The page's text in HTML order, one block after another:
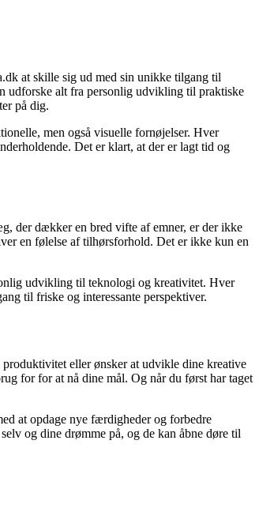
at skille sig ud med sin unikke tilgang til
udforske alt fra personlig udvikling til praktiske
på dig.
men også visuelle fornøjelser. Hver
Det er klart, at der er lagt tid og
der dækker en bred vifte af emner, er der ikke
en følelse af tilhørsforhold. Det er ikke kun en
udvikling til teknologi og kreativitet. Hver
til friske og interessante perspektiver.
eller ønsker at udvikle dine kreative
for for at nå dine mål. Og når du først har taget
at opdage nye færdigheder og forbedre
og dine drømme på, og de kan åbne døre til